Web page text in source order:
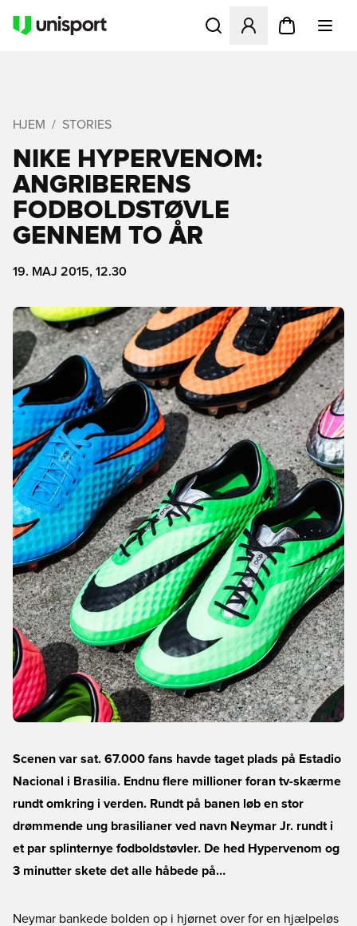
Åbner en Modal til at
HJEM STORIES
NIKE HYPERVENOM:
ANGRIBERENS
FODBOLDSTØVLE
GENNEM TO ÅR
19. MAJ 2015, 12.30
Scenen var sat. 67.000 fans havde taget plads på Estadio
Nacional i Brasilia. Endnu flere millioner foran tv-skærme
rundt omkring i verden. Rundt på banen løb en stor
drømmende ung brasilianer ved navn Neymar Jr. rundt i
et par splinternye fodboldstøvler. De hed Hypervenom og
3 minutter skete det alle håbede på…
Neymar bankede bolden op i hjørnet over for en hjælpeløs